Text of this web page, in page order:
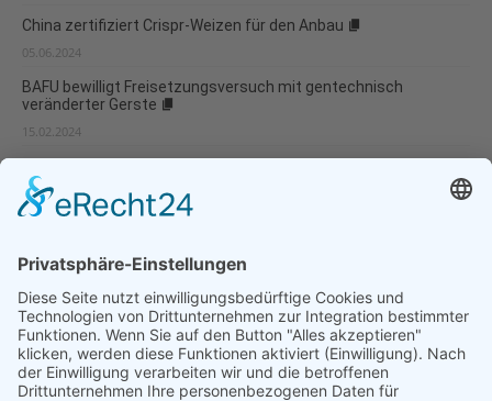
China zertifiziert Crispr-Weizen für den Anbau
05.06.2024
BAFU bewilligt Freisetzungsversuch mit gentechnisch
veränderter Gerste
15.02.2024
24.01.2024